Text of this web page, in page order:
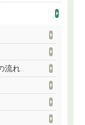
流れ